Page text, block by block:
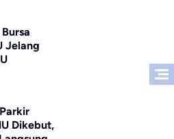
Jelang
Dikebut,